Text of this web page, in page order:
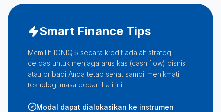
Smart Finance Tips
Memilih IONIQ 5 secara kredit adalah strategi
cerdas untuk menjaga arus kas (cash flow) bisnis
atau pribadi Anda tetap sehat sambil menikmati
teknologi masa depan hari ini.
Modal dapat dialokasikan ke instrumen